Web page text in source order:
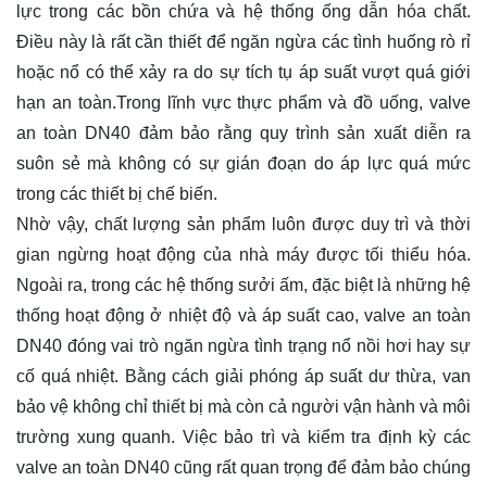
lực trong các bồn chứa và hệ thống ống dẫn hóa chất.
Điều này là rất cần thiết để ngăn ngừa các tình huống rò rỉ
hoặc nổ có thể xảy ra do sự tích tụ áp suất vượt quá giới
hạn an toàn.Trong lĩnh vực thực phẩm và đồ uống, valve
an toàn DN40 đảm bảo rằng quy trình sản xuất diễn ra
suôn sẻ mà không có sự gián đoạn do áp lực quá mức
trong các thiết bị chế biến.
Nhờ vậy, chất lượng sản phẩm luôn được duy trì và thời
gian ngừng hoạt động của nhà máy được tối thiểu hóa.
Ngoài ra, trong các hệ thống sưởi ấm, đặc biệt là những hệ
thống hoạt động ở nhiệt độ và áp suất cao, valve an toàn
DN40 đóng vai trò ngăn ngừa tình trạng nổ nồi hơi hay sự
cố quá nhiệt. Bằng cách giải phóng áp suất dư thừa, van
bảo vệ không chỉ thiết bị mà còn cả người vận hành và môi
trường xung quanh. Việc bảo trì và kiểm tra định kỳ các
valve an toàn DN40 cũng rất quan trọng để đảm bảo chúng